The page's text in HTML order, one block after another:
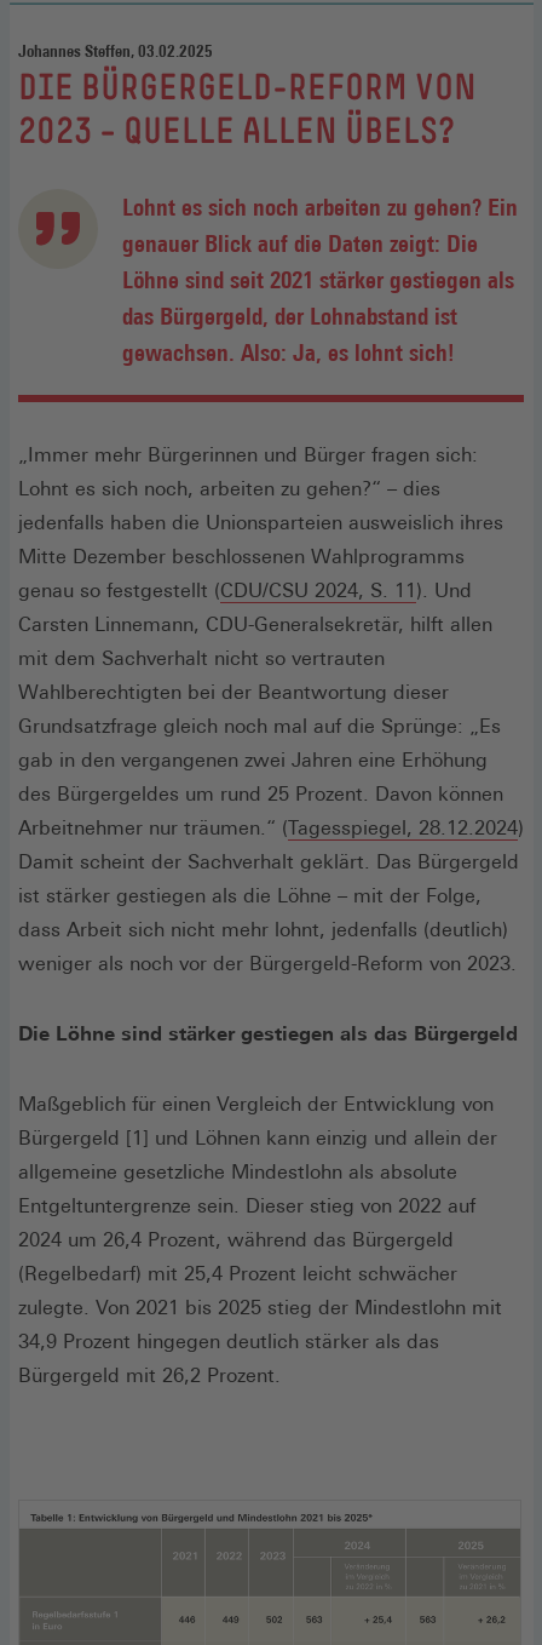
Johannes Steffen, 03.02.2025
:
DIE BÜRGERGELD-REFORM VON
2023 – QUELLE ALLEN ÜBELS?
Lohnt es sich noch arbeiten zu gehen? Ein
genauer Blick auf die Daten zeigt: Die
Löhne sind seit 2021 stärker gestiegen als
das Bürgergeld, der Lohnabstand ist
gewachsen. Also: Ja, es lohnt sich!
„Immer mehr Bürgerinnen und Bürger fragen sich:
Lohnt es sich noch, arbeiten zu gehen?“ – dies
jedenfalls haben die Unionsparteien ausweislich ihres
Mitte Dezember beschlossenen Wahlprogramms
genau so festgestellt (CDU/CSU 2024, S. 11 (Öffnet
in
neuen
Fenster)
). Und
Carsten Linnemann, CDU-Generalsekretär, hilft allen
mit dem Sachverhalt nicht so vertrauten
Wahlberechtigten bei der Beantwortung dieser
Grundsatzfrage gleich noch mal auf die Sprünge: „Es
gab in den vergangenen zwei Jahren eine Erhöhung
des Bürgergeldes um rund 25 Prozent. Davon können
Arbeitnehmer nur träumen.“ (Tagesspiegel, 28.12.2024)
Damit scheint der Sachverhalt geklärt. Das Bürgergeld
ist stärker gestiegen als die Löhne – mit der Folge,
dass Arbeit sich nicht mehr lohnt, jedenfalls (deutlich)
weniger als noch vor der Bürgergeld-Reform von 2023.
Die Löhne sind stärker gestiegen als das Bürgergeld
Maßgeblich für einen Vergleich der Entwicklung von
Bürgergeld [1] und Löhnen kann einzig und allein der
allgemeine gesetzliche Mindestlohn als absolute
Entgeltuntergrenze sein. Dieser stieg von 2022 auf
2024 um 26,4 Prozent, während das Bürgergeld
(Regelbedarf) mit 25,4 Prozent leicht schwächer
zulegte. Von 2021 bis 2025 stieg der Mindestlohn mit
34,9 Prozent hingegen deutlich stärker als das
Bürgergeld mit 26,2 Prozent.